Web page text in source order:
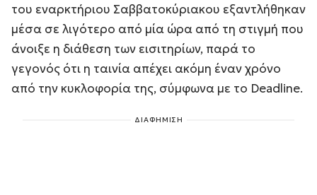
του εναρκτήριου Σαββατοκύριακου εξαντλήθηκαν
μέσα σε λιγότερο από μία ώρα από τη στιγμή που
άνοιξε η διάθεση των εισιτηρίων, παρά το
γεγονός ότι η ταινία απέχει ακόμη έναν χρόνο
από την κυκλοφορία της, σύμφωνα με το Deadline.
ΔΙΑΦΗΜΙΣΗ